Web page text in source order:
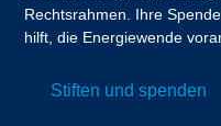
Rechtsrahmen. Ihre
hilft, die Energiewende
Stiften und spenden